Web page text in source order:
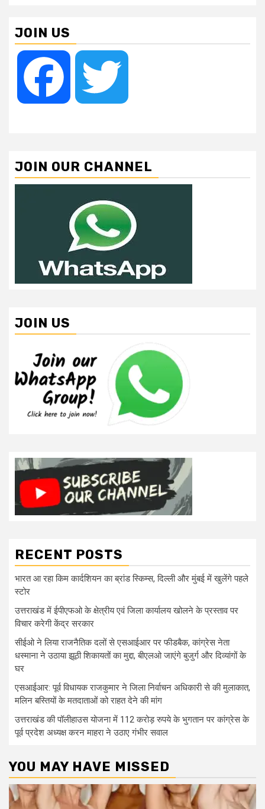
JOIN US
Facebook
JOIN OUR CHANNEL
JOIN US
RECENT POSTS
भारत आ रहा किम कार्दशियन का ब्रांड स्किम्स, दिल्ली और मुंबई में खुलेंगे पहले
स्टोर
उत्तराखंड में ईपीएफओ के क्षेत्रीय एवं जिला कार्यालय खोलने के प्रस्ताव पर
विचार करेगी केंद्र सरकार
सीईओ ने लिया राजनैतिक दलों से एसआईआर पर फीडबैक, कांग्रेस नेता
धस्माना ने उठाया झूठी शिकायतों का मुद्दा, बीएलओ जाएंगे बुजुर्ग और दिव्यांगों के
घर
एसआईआर: पूर्व विधायक राजकुमार ने जिला निर्वाचन अधिकारी से की मुलाकात,
मलिन बस्तियों के मतदाताओं को राहत देने की मांग
उत्तराखंड की पॉलीहाउस योजना में 112 करोड़ रुपये के भुगतान पर कांग्रेस के
पूर्व प्रदेश अध्यक्ष करन माहरा ने उठाए गंभीर सवाल
YOU MAY HAVE MISSED